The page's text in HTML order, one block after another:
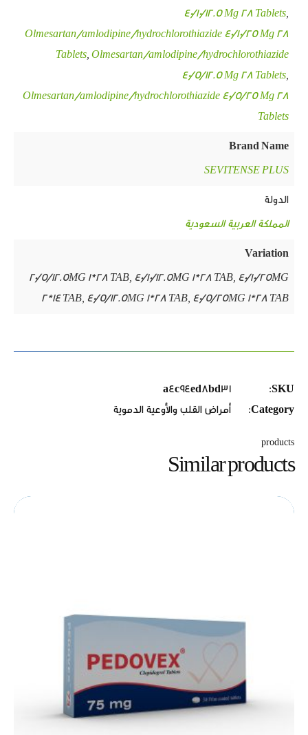
40/10/12.5 Mg 28 Tablets,
Olmesartan/amlodipine/hydrochlorothiazide 40/10/25 Mg 28
Tablets,Olmesartan/amlodipine/hydrochlorothiazide
40/5/12.5 Mg 28 Tablets,
Olmesartan/amlodipine/hydrochlorothiazide 40/5/25 Mg 28
Tablets
Brand Name
SEVITENSE PLUS
الدولة
المملكة العربية السعودية
Variation
20/5/12.5MG 1*28 TAB, 40/10/12.5MG 1*28 TAB, 40/10/25MG
2*14 TAB, 40/5/12.5MG 1*28 TAB, 40/5/25MG 1*28 TAB
SKU:
a4c94ed8bd31
Category:
أمراض القلب والأوعية الدموية
products
Similar products